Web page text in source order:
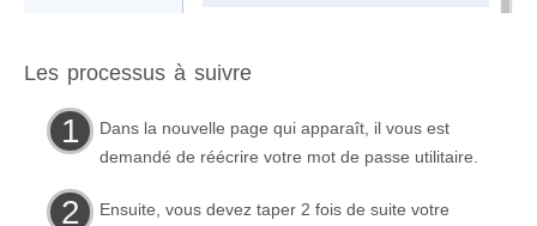
Les processus à suivre
Dans la nouvelle page qui apparaît, il vous est
demandé de réécrire votre mot de passe utilitaire.
Ensuite, vous devez taper 2 fois de suite votre